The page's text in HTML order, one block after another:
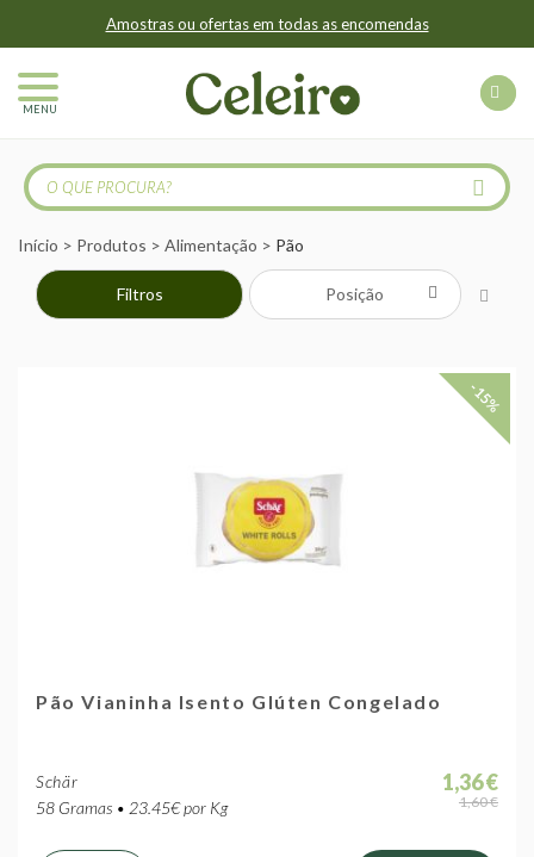
Amostras ou ofertas em todas as encomendas
MENU
Início Produtos Alimentação Pão
Filtros
-15%
Pão Vianinha Isento Glúten Congelado
Schär
58 Gramas • 23.45€ por Kg
1,36 €
1,60 €